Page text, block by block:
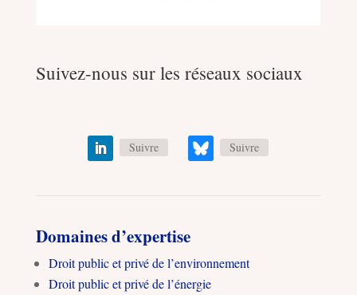
Suivez-nous sur les réseaux sociaux
Suivre Suivre
Domaines d’expertise
Droit public et privé de l’environnement
Droit public et privé de l’énergie